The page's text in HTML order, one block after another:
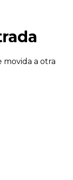
movida a otra